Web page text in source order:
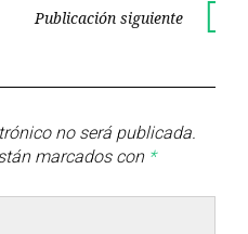
Publicación siguiente
no será publicada.
marcados con *